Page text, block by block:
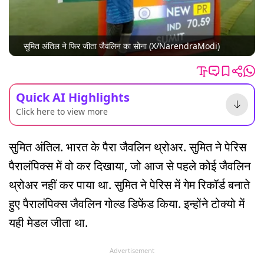
सुमित अंतिल ने फिर जीता जैवलिन का सोना (X/NarendraModi)
Quick AI Highlights
Click here to view more
सुमित अंतिल. भारत के पैरा जैवलिन थ्रोअर. सुमित ने पेरिस
पैरालंपिक्स में वो कर दिखाया, जो आज से पहले कोई जैवलिन
थ्रोअर नहीं कर पाया था. सुमित ने पेरिस में गेम रिकॉर्ड बनाते
हुए पैरालंपिक्स जैवलिन गोल्ड डिफेंड किया. इन्होंने टोक्यो में
यही मेडल जीता था.
Advertisement